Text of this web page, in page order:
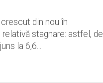
din nou în
stagnare: astfel, de
la 6,6...